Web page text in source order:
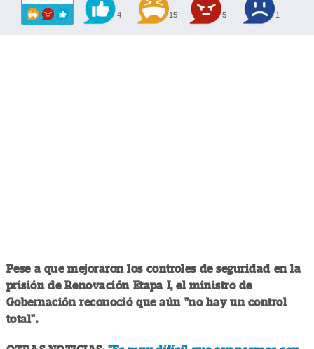
4 15 5 1
Pese a que mejoraron los controles de seguridad en la
prisión de Renovación Etapa I, el ministro de
Gobernación reconoció que aún "no hay un control
total".